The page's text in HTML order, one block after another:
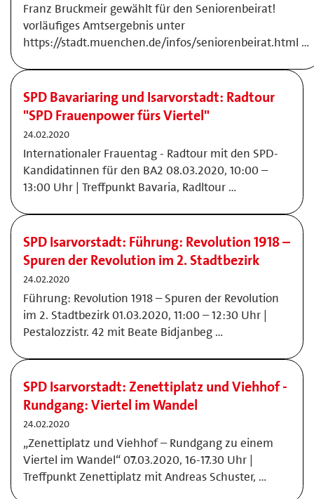
Franz Bruckmeir gewählt für den Seniorenbeirat!
vorläufiges Amtsergebnis unter
https://stadt.muenchen.de/infos/seniorenbeirat.html …
SPD Bavariaring und Isarvorstadt: Radtour
"SPD Frauenpower fürs Viertel"
24.02.2020
Internationaler Frauentag - Radtour mit den SPD-
Kandidatinnen für den BA2 08.03.2020, 10:00 –
13:00 Uhr | Treffpunkt Bavaria, Radltour …
SPD Isarvorstadt: Führung: Revolution 1918 –
Spuren der Revolution im 2. Stadtbezirk
24.02.2020
Führung: Revolution 1918 – Spuren der Revolution
im 2. Stadtbezirk 01.03.2020, 11:00 – 12:30 Uhr |
Pestalozzistr. 42 mit Beate Bidjanbeg …
SPD Isarvorstadt: Zenettiplatz und Viehhof -
Rundgang: Viertel im Wandel
24.02.2020
„Zenettiplatz und Viehhof – Rundgang zu einem
Viertel im Wandel“ 07.03.2020, 16-17.30 Uhr |
Treffpunkt Zenettiplatz mit Andreas Schuster, …